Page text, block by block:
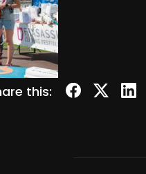
this: